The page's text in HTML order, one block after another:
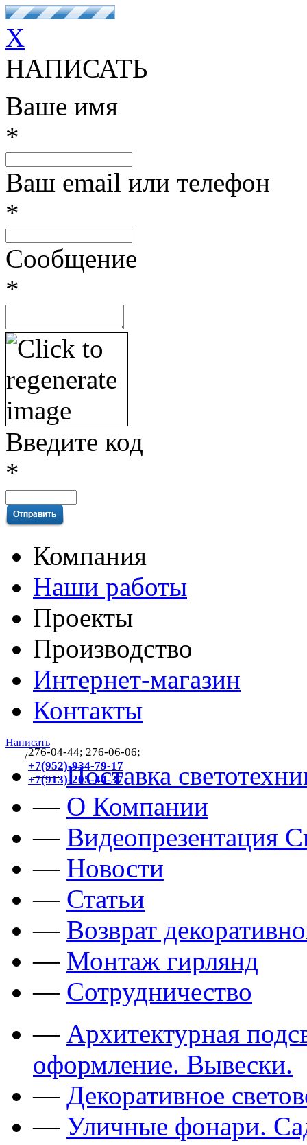
X
НАПИСАТЬ
Ваше имя
*
Ваш email или телефон
*
Сообщение
*
Введите код
*
Компания
Наши работы
Проекты
Производство
Интернет-магазин
Контакты
Написать
/276-04-44; 276-06-06;
+7(952)-934-79-17
+7(913)-205-44-37
—Поставка
— О Компании
— Видеопрезентация
— Новости
— Статьи
— Возврат
— Монтаж гирлянд
— Сотрудничество
— Архитектурная
оформление. Вывески.
— Декоративное
— Уличные фонари.